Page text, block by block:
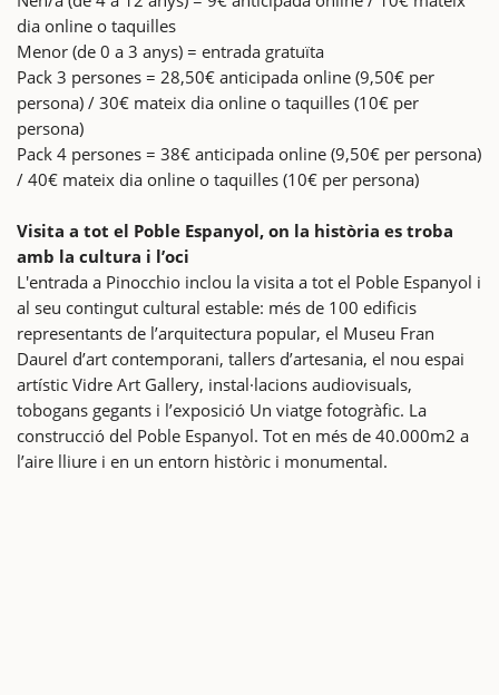
dia online o taquilles
Menor (de 0 a 3 anys) = entrada gratuïta
Pack 3 persones = 28,50€ anticipada online (9,50€ per
persona) / 30€ mateix dia online o taquilles (10€ per
persona)
Pack 4 persones = 38€ anticipada online (9,50€ per persona)
/ 40€ mateix dia online o taquilles (10€ per persona)
Visita a tot el Poble Espanyol, on la història es troba
amb la cultura i l’oci
L'entrada a Pinocchio inclou la visita a tot el Poble Espanyol i
al seu contingut cultural estable: més de 100 edificis
representants de l’arquitectura popular, el Museu Fran
Daurel d’art contemporani, tallers d’artesania, el nou espai
artístic Vidre Art Gallery, instal·lacions audiovisuals,
tobogans gegants i l’exposició Un viatge fotogràfic. La
construcció del Poble Espanyol. Tot en més de 40.000m2 a
l’aire lliure i en un entorn històric i monumental.